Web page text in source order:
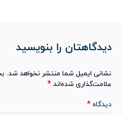
دیدگاهتان را بنویسید
نشانی ایمیل شما منتشر نخواهد شد.
علامت‌گذاری شده‌اند *
دیدگاه *